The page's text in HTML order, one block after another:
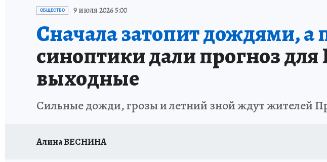
ДЕНЬ ПОБЕДЫ ВО ВЛАДИВОСТОКЕ 2026
АНТИРАК СТРАНИЦЫ ИСТОРИИ ДАЛЬНЕГО ВОСТОКА АФИША МОЙ
ОБЩЕСТВО 9 июля 2026 5:00
Сначала затопит дождями, а
синоптики дали прогноз
выходные
Сильные дожди, грозы и летний зной ждут жителей
Алина ВЕСНИНА